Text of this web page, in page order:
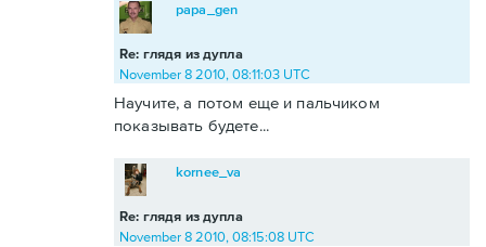
Re: глядя из дупла
papa_gen
November 8 2010, 08:11:03 UTC
Научите, а потом еще и пальчиком
показывать будете...
Re: глядя из дупла
kornee_va
November 8 2010, 08:15:08 UTC